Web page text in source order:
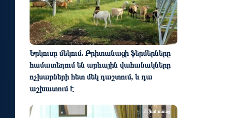
Երկուսը մեկում. Բրիտանացի ֆերմերները
համատեղում են արևային վահանակները
ոչխարների հետ մեկ դաշտում, և դա
աշխատում է
2 ժամ առաջ